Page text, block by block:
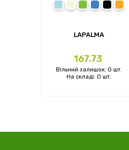
LAPALMA
Ціна
167.73
Вільний залишок: 0 шт.
На складі: 0 шт.